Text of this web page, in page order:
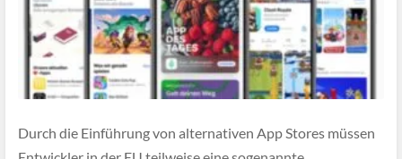
Durch die Einführung von alternativen App Stores müssen